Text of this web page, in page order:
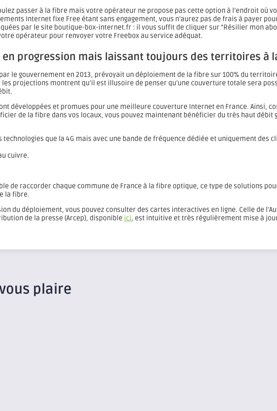
passer à la fibre mais votre opérateur ne propose pas cette option à l’endroit où
Internet fixe Free étant sans engagement, vous n’aurez pas de frais à payer
par le site boutique-box-internet.fr : il vous suffit de cliquer sur “Résilier mon
opérateur pour renvoyer votre Freebox au service adéquat.
progression mais laissant toujours des territoires à
le gouvernement en 2013, prévoyait un déploiement de la fibre sur 100% du
projections montrent qu’il est illusoire de penser qu’une couverture totale sera
développées et promues pour une meilleure couverture Internet en France. Ainsi,
de la fibre dans vos locaux, vous pouvez maintenant bénéficier du très haut débit
technologies que la 4G mais avec une bande de fréquence dédiée et uniquement des
cuivre.
de raccorder chaque commune de France à la fibre optique, ce type de solutions
la fibre.
du déploiement, vous pouvez consulter des cartes interactives en ligne. Celle de
de la presse (Arcep), disponible ici, est intuitive et très régulièrement mise à
plaire